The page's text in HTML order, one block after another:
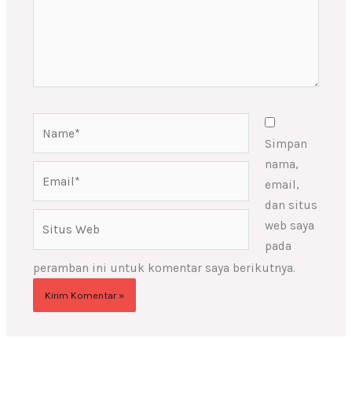
Simpan
nama,
email,
dan situs
web saya
pada
peramban ini untuk komentar saya berikutnya.